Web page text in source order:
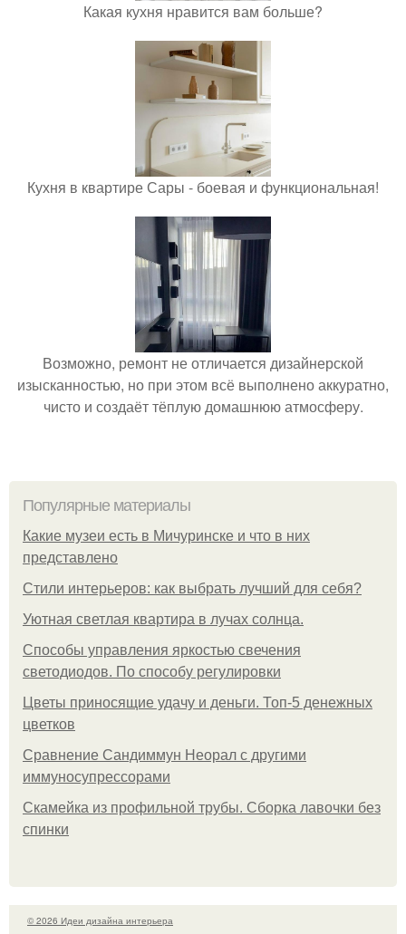
Какая кухня нравится вам больше?
Кухня в квартире Сары - боевая и функциональная!
Возможно, ремонт не отличается дизайнерской
изысканностью, но при этом всё выполнено аккуратно,
чисто и создаёт тёплую домашнюю атмосферу.
Популярные материалы
Какие музеи есть в Мичуринске и что в них
представлено
Стили интерьеров: как выбрать лучший для себя?
Уютная светлая квартира в лучах солнца.
Способы управления яркостью свечения
светодиодов. По способу регулировки
Цветы приносящие удачу и деньги. Топ-5 денежных
цветков
Сравнение Сандиммун Неорал с другими
иммуносупрессорами
Скамейка из профильной трубы. Сборка лавочки без
спинки
© 2026 Идеи дизайна интерьера